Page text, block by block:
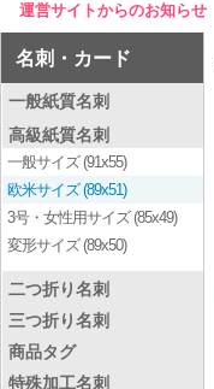
運営サイトからのお知らせ
名刺・カード
一般紙質名刺
高級紙質名刺
一般サイズ (91x55)
欧米サイズ (89x51)
3号・女性用サイズ (85x49)
変形サイズ (89x50)
二つ折り名刺
三つ折り名刺
商品タグ
特殊加工名刺